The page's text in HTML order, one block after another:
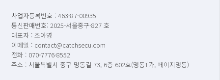
사업자등록번호 : 463-87-00935
통신판매번호: 2025-서울중구-827 호
대표자 : 조아영
이메일 : contact@catchsecu.com
전화 : 070-7776-8552
주소 : 서울특별시 중구 명동길 73, 6층 602호(명동1가, 페이지명동)